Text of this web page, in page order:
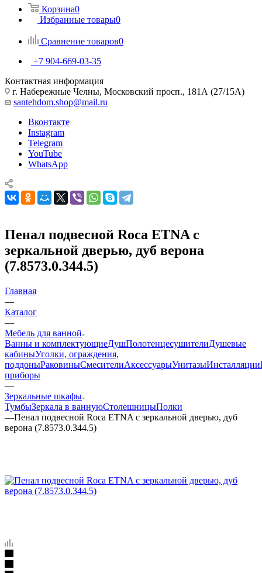
Корзина0
Избранные товары0
Сравнение товаров0
+7 904-669-03-35
Контактная информация
г. Набережные Челны, Московский просп., 181А (27/15А)
santehdom.shop@mail.ru
Вконтакте
Instagram
Telegram
YouTube
WhatsApp
Пенал подвесной Roca ETNA с
зеркальной дверью, дуб верона
(7.8573.0.344.5)
Главная
—
Каталог
—
Мебель для ванной
Ванны и комплектующиеДушПолотенцесушителиДушевые
кабиныУголки, ограждения,
поддоныРаковиныСмесителиАксессуарыУнитазыИнсталляции
приборы
—
Зеркальные шкафы
ТумбыЗеркала в ваннуюСтолешницыПолки
—Пенал подвесной Roca ETNA с зеркальной дверью, дуб
верона (7.8573.0.344.5)